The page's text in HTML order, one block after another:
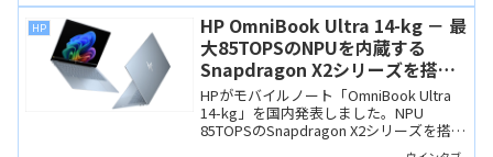
HP
HP OmniBook Ultra 14-kg － 最
大85TOPSのNPUを内蔵する
Snapdragon X2シリーズを搭
載、最薄部7.3 mmと超スリムな
ハイエンドモバイルノート
HPがモバイルノート「OmniBook Ultra
14-kg」を国内発表しました。NPU
85TOPSのSnapdragon X2シリーズを搭載
するハイエンドモバイルノートで、最薄